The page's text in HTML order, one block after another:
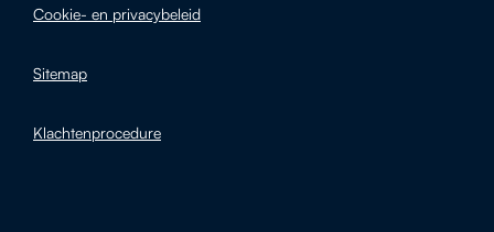
Cookie- en privacybeleid
Sitemap
Klachtenprocedure